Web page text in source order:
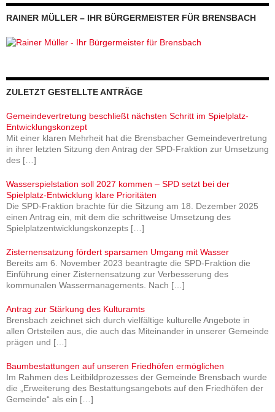
RAINER MÜLLER – IHR BÜRGERMEISTER FÜR BRENSBACH
ZULETZT GESTELLTE ANTRÄGE
Gemeindevertretung beschließt nächsten Schritt im Spielplatz-
Entwicklungskonzept
Mit einer klaren Mehrheit hat die Brensbacher Gemeindevertretung
in ihrer letzten Sitzung den Antrag der SPD-Fraktion zur Umsetzung
des […]
Wasserspielstation soll 2027 kommen – SPD setzt bei der
Spielplatz-Entwicklung klare Prioritäten
Die SPD-Fraktion brachte für die Sitzung am 18. Dezember 2025
einen Antrag ein, mit dem die schrittweise Umsetzung des
Spielplatzentwicklungskonzepts […]
Zisternensatzung fördert sparsamen Umgang mit Wasser
Bereits am 6. November 2023 beantragte die SPD-Fraktion die
Einführung einer Zisternensatzung zur Verbesserung des
kommunalen Wassermanagements. Nach […]
Antrag zur Stärkung des Kulturamts
Brensbach zeichnet sich durch vielfältige kulturelle Angebote in
allen Ortsteilen aus, die auch das Miteinander in unserer Gemeinde
prägen und […]
Baumbestattungen auf unseren Friedhöfen ermöglichen
Im Rahmen des Leitbildprozesses der Gemeinde Brensbach wurde
die „Erweiterung des Bestattungsangebots auf den Friedhöfen der
Gemeinde“ als ein […]